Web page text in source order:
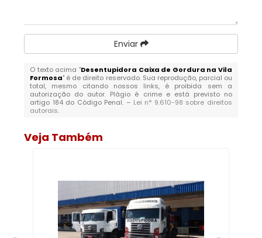
Enviar
O texto acima "Desentupidora Caixa de Gordura na Vila
Formosa" é de direito reservado. Sua reprodução, parcial ou
total, mesmo citando nossos links, é proibida sem a
autorização do autor. Plágio é crime e está previsto no
artigo 184 do Código Penal. – Lei n° 9.610-98 sobre direitos
autorais.
Veja Também